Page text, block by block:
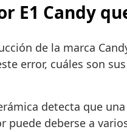
E1 Candy
de la marca
error, cuáles son
detecta que una
deberse a